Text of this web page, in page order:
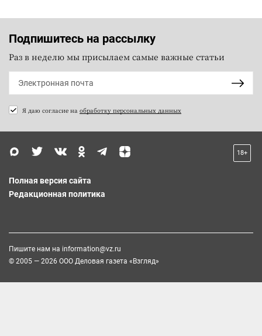
Подпишитесь на рассылку
Раз в неделю мы присылаем самые важные статьи
Я даю согласие на обработку персональных данных
18+
Полная версия сайта
Редакционная политика
Пишите нам на information@vz.ru
© 2005 — 2026 ООО Деловая газета «Взгляд»